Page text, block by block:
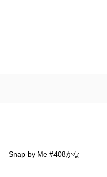
Snap by Me #408かな